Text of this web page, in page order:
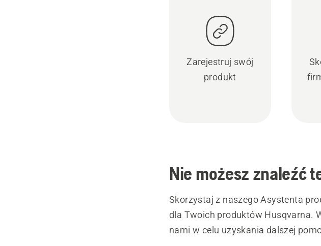
Zarejestruj swój
produkt
Nie możesz znaleźć
Skorzystaj z naszego Asystenta
dla Twoich produktów Husqvarna.
nami w celu uzyskania dalszej